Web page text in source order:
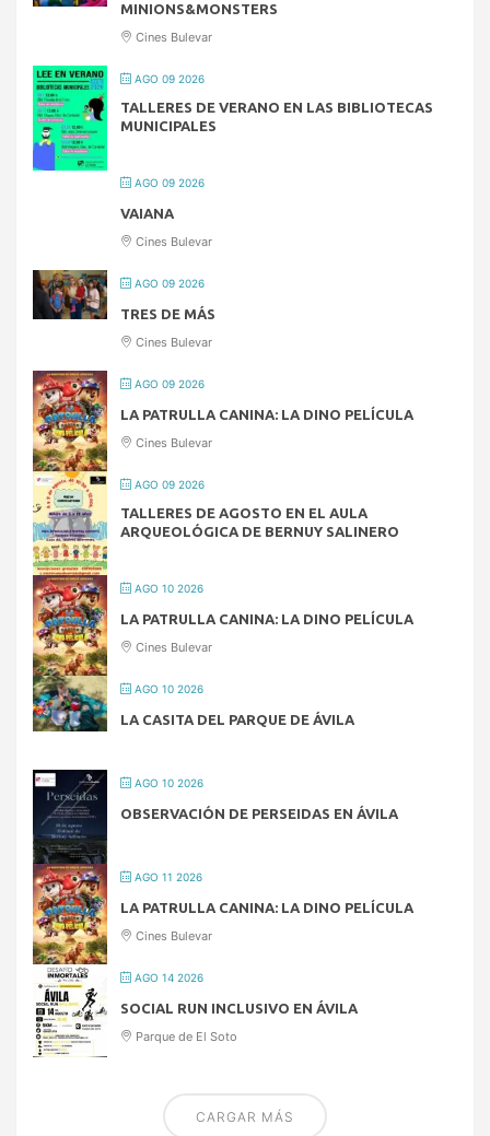
MINIONS&MONSTERS
Cines Bulevar
AGO 09 2026
TALLERES DE VERANO EN LAS BIBLIOTECAS
MUNICIPALES
AGO 09 2026
VAIANA
Cines Bulevar
AGO 09 2026
TRES DE MÁS
Cines Bulevar
AGO 09 2026
LA PATRULLA CANINA: LA DINO PELÍCULA
Cines Bulevar
AGO 09 2026
TALLERES DE AGOSTO EN EL AULA
ARQUEOLÓGICA DE BERNUY SALINERO
AGO 10 2026
LA PATRULLA CANINA: LA DINO PELÍCULA
Cines Bulevar
AGO 10 2026
LA CASITA DEL PARQUE DE ÁVILA
AGO 10 2026
OBSERVACIÓN DE PERSEIDAS EN ÁVILA
AGO 11 2026
LA PATRULLA CANINA: LA DINO PELÍCULA
Cines Bulevar
AGO 14 2026
SOCIAL RUN INCLUSIVO EN ÁVILA
Parque de El Soto
CARGAR MÁS